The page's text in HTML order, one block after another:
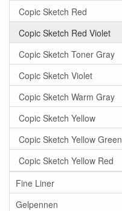
Copic Sketch Red
Copic Sketch Red Violet
Copic Sketch Toner Gray
Copic Sketch Violet
Copic Sketch Warm Gray
Copic Sketch Yellow
Copic Sketch Yellow Green
Copic Sketch Yellow Red
Fine Liner
Gelpennen